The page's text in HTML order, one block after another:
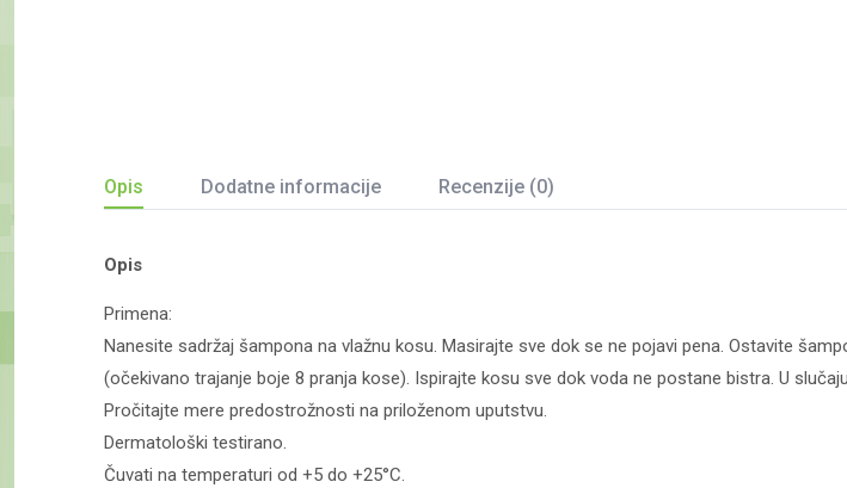
Opis Dodatne informacije Recenzije (0)
Opis
Primena:
Nanesite sadržaj šampona na vlažnu kosu. Masirajte sve dok se ne pojavi pena. Ostavite
(očekivano trajanje boje 8 pranja kose). Ispirajte kosu sve dok voda ne postane bistra. U
Pročitajte mere predostrožnosti na priloženom uputstvu.
Dermatološki testirano.
Čuvati na temperaturi od +5 do +25°C.